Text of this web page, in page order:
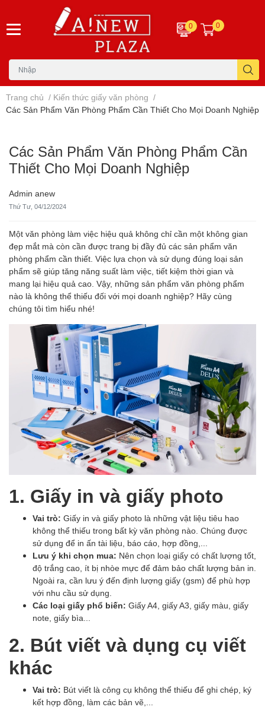
0 0
Trang chủ / Kiến thức giấy văn phòng /
Các Sản Phẩm Văn Phòng Phẩm Cần Thiết Cho Mọi Doanh Nghiệp
Các Sản Phẩm Văn Phòng Phẩm Cần
Thiết Cho Mọi Doanh Nghiệp
Admin anew
Thứ Tư, 04/12/2024
Một văn phòng làm việc hiệu quả không chỉ cần một không gian
đẹp mắt mà còn cần được trang bị đầy đủ các sản phẩm văn
phòng phẩm cần thiết. Việc lựa chọn và sử dụng đúng loại sản
phẩm sẽ giúp tăng năng suất làm việc, tiết kiệm thời gian và
mang lại hiệu quả cao. Vậy, những sản phẩm văn phòng phẩm
nào là không thể thiếu đối với mọi doanh nghiệp? Hãy cùng
chúng tôi tìm hiểu nhé!
1. Giấy in và giấy photo
Vai trò: Giấy in và giấy photo là những vật liệu tiêu hao
không thể thiếu trong bất kỳ văn phòng nào. Chúng được
sử dụng để in ấn tài liệu, báo cáo, hợp đồng,...
Lưu ý khi chọn mua: Nên chọn loại giấy có chất lượng tốt,
độ trắng cao, ít bị nhòe mực để đảm bảo chất lượng bản in.
Ngoài ra, cần lưu ý đến định lượng giấy (gsm) để phù hợp
với nhu cầu sử dụng.
Các loại giấy phổ biến: Giấy A4, giấy A3, giấy màu, giấy
note, giấy bìa...
2. Bút viết và dụng cụ viết
khác
Vai trò: Bút viết là công cụ không thể thiếu để ghi chép, ký
kết hợp đồng, làm các bản vẽ,...